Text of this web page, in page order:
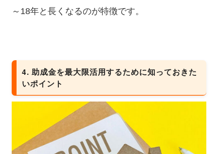
～18年と長くなるのが特徴です。
4. 助成金を最大限活用するために知っておきた
いポイント